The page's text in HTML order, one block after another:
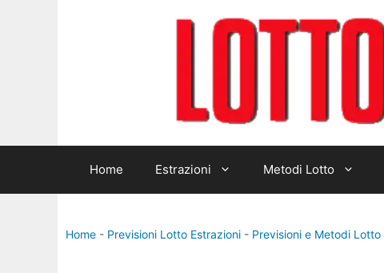
Home Estrazioni Metodi Lotto
Home - Previsioni Lotto Estrazioni - Previsioni e Metodi Lotto